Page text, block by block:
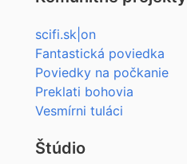
scifi.sk|on
Fantastická poviedka
Poviedky na počkanie
Preklati bohovia
Vesmírni tuláci
Štúdio